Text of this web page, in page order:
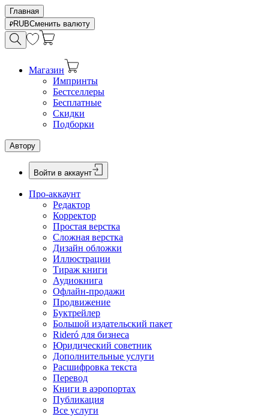
Главная
RUBСменить валюту
Магазин
Импринты
Бестселлеры
Бесплатные
Скидки
Подборки
Автору
Войти в аккаунт
Про-аккаунт
Редактор
Корректор
Простая верстка
Сложная верстка
Дизайн обложки
Иллюстрации
Тираж книги
Аудиокнига
Офлайн-продажи
Продвижение
Буктрейлер
Большой издательский пакет
Rideró для бизнеса
Юридический советник
Дополнительные услуги
Расшифровка текста
Перевод
Книги в аэропортах
Публикация
Все услуги